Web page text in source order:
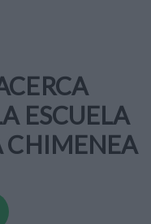
ESCUELA
CHIMENEA